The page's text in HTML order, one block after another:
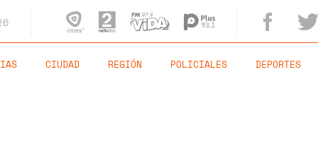
CIUDAD REGIÓN POLICIALES DEPORTES